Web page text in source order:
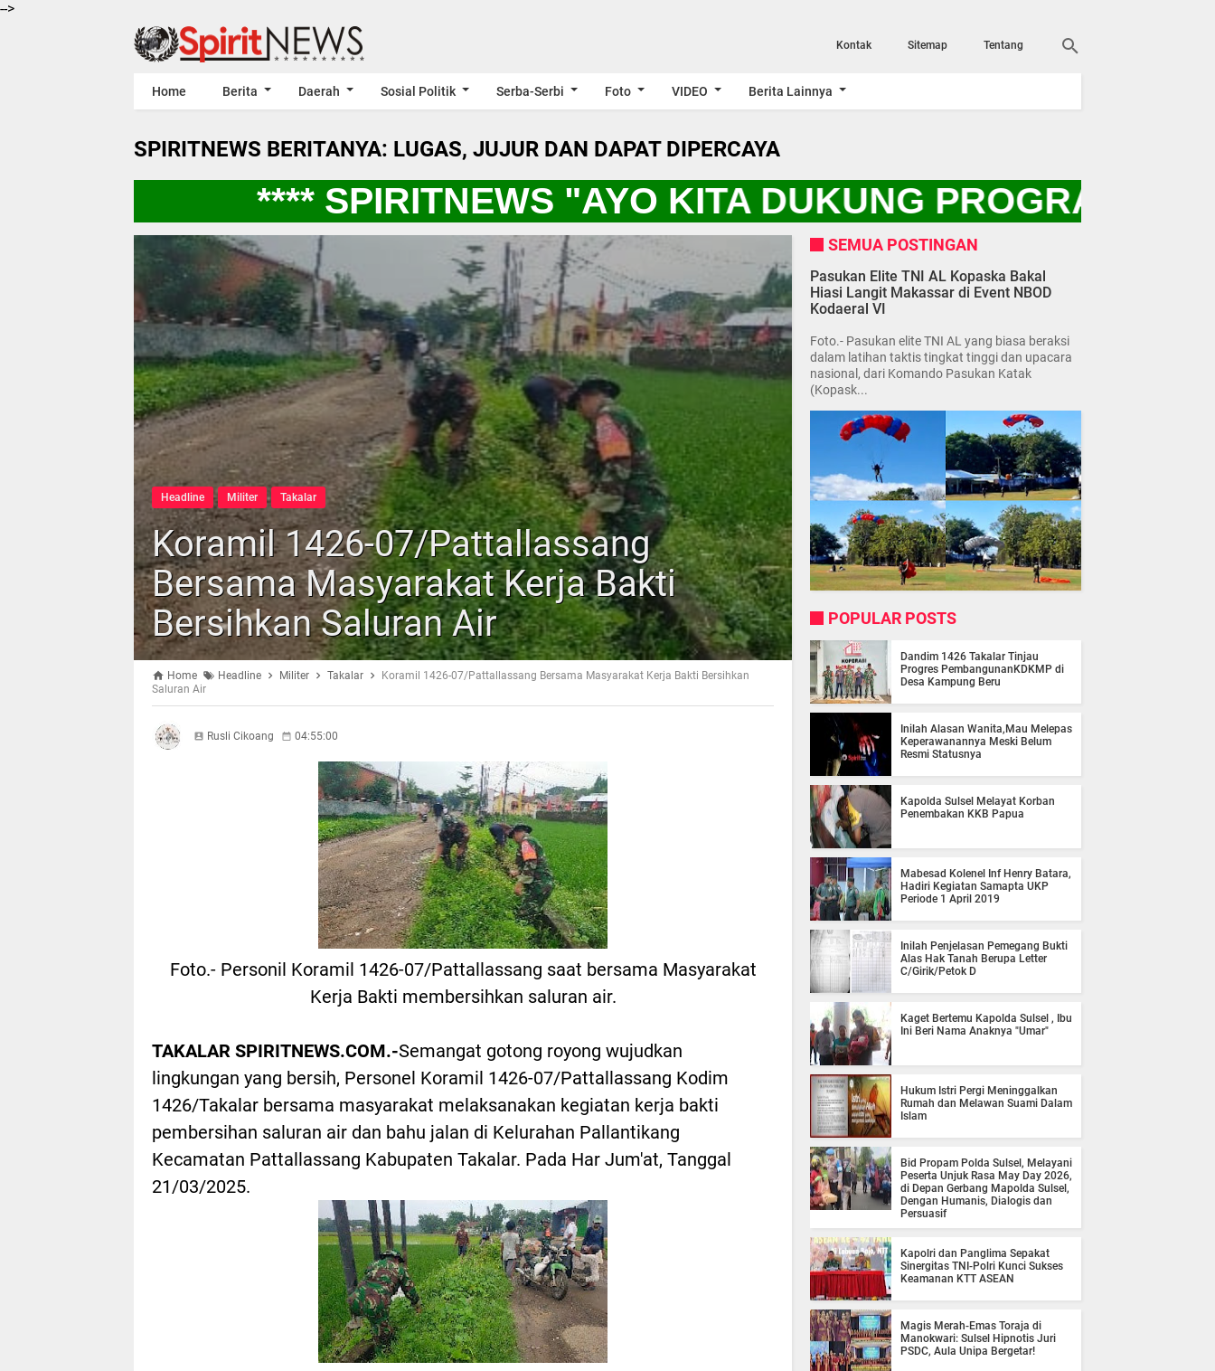
-->
Kontak Sitemap Tentang
Home Berita Daerah Sosial Politik Serba-Serbi Foto VIDEO Berita Lainnya
SPIRITNEWS BERITANYA: LUGAS, JUJUR DAN DAPAT DIPERCAYA
**** SPIRITNEWS "AYO KITA DUKUNG PROGRAM
Headline Militer Takalar
Koramil 1426-07/Pattallassang
Bersama Masyarakat Kerja Bakti
Bersihkan Saluran Air
Home Headline Militer Takalar
Koramil 1426-07/Pattallassang Bersama Masyarakat Kerja Bakti Bersihkan
Saluran Air
Rusli Cikoang 04:55:00
Foto.- Personil Koramil 1426-07/Pattallassang saat bersama Masyarakat
Kerja Bakti membersihkan saluran air.
TAKALAR SPIRITNEWS.COM.-Semangat gotong royong wujudkan
lingkungan yang bersih, Personel Koramil 1426-07/Pattallassang Kodim
1426/Takalar bersama masyarakat melaksanakan kegiatan kerja bakti
pembersihan saluran air dan bahu jalan di Kelurahan Pallantikang
Kecamatan Pattallassang Kabupaten Takalar. Pada Har Jum'at, Tanggal
21/03/2025.
SEMUA POSTINGAN
Pasukan Elite TNI AL Kopaska Bakal
Hiasi Langit Makassar di Event NBOD
Kodaeral VI
Foto.- Pasukan elite TNI AL yang biasa beraksi
dalam latihan taktis tingkat tinggi dan upacara
nasional, dari Komando Pasukan Katak
(Kopask...
POPULAR POSTS
Dandim 1426 Takalar Tinjau
Progres PembangunanKDKMP di
Desa Kampung Beru
Inilah Alasan Wanita,Mau Melepas
Keperawanannya Meski Belum
Resmi Statusnya
Kapolda Sulsel Melayat Korban
Penembakan KKB Papua
Mabesad Kolenel Inf Henry Batara,
Hadiri Kegiatan Samapta UKP
Periode 1 April 2019
Inilah Penjelasan Pemegang Bukti
Alas Hak Tanah Berupa Letter
C/Girik/Petok D
Kaget Bertemu Kapolda Sulsel , Ibu
Ini Beri Nama Anaknya "Umar"
Hukum Istri Pergi Meninggalkan
Rumah dan Melawan Suami Dalam
Islam
Bid Propam Polda Sulsel, Melayani
Peserta Unjuk Rasa May Day 2026,
di Depan Gerbang Mapolda Sulsel,
Dengan Humanis, Dialogis dan
Persuasif
Kapolri dan Panglima Sepakat
Sinergitas TNI-Polri Kunci Sukses
Keamanan KTT ASEAN
Magis Merah-Emas Toraja di
Manokwari: Sulsel Hipnotis Juri
PSDC, Aula Unipa Bergetar!